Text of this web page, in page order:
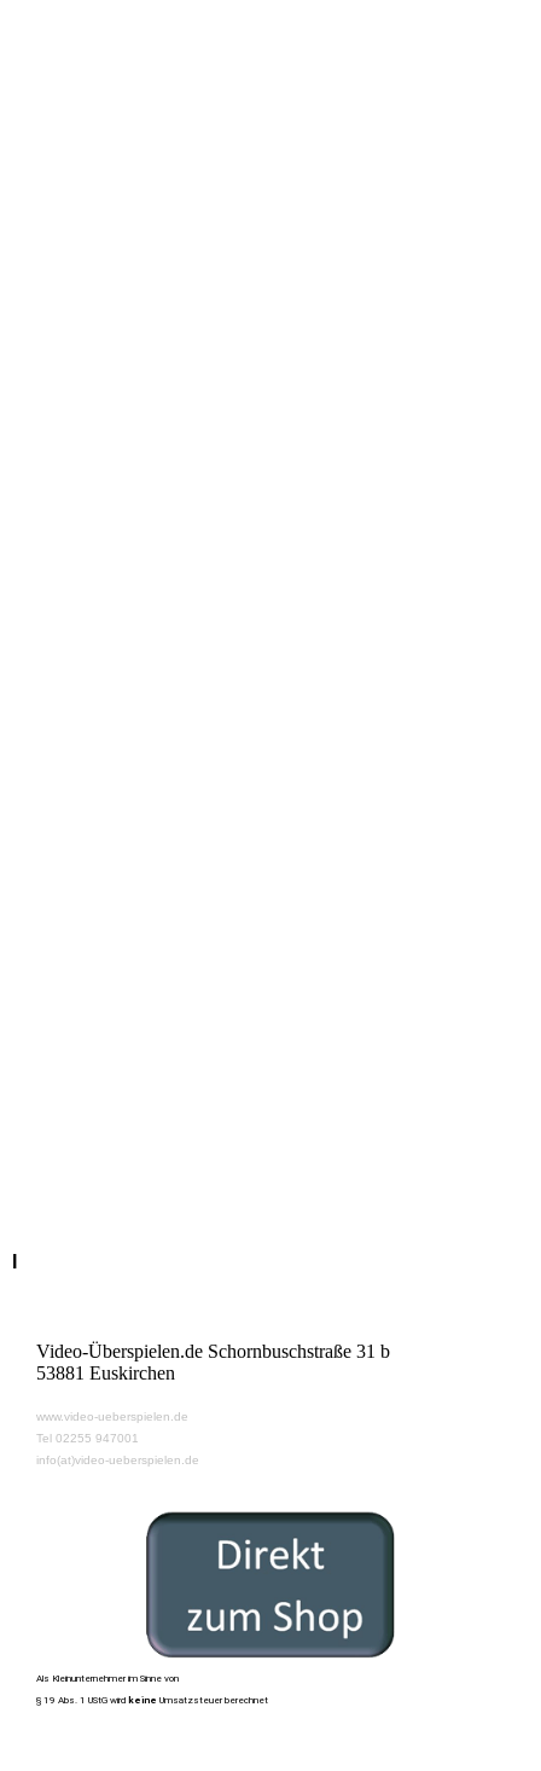
Video-Überspielen.de Schornbuschstraße 31 b
53881 Euskirchen
www.video-ueberspielen.de
Tel 02255 947001
info(at)video-ueberspielen.de
Als Kleinunternehmer im Sinne von
§ 19 Abs. 1 UStG wird keine Umsatzsteuer berechnet